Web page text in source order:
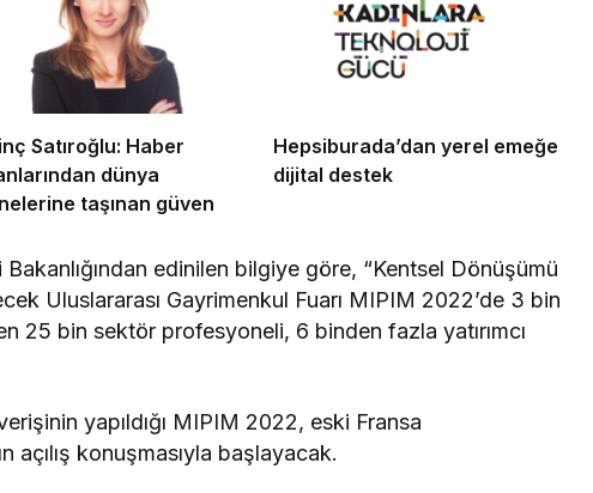
Satıroğlu: Haber
dünya
taşınan güven
Hepsiburada’dan yerel emeğe
dijital destek
edinilen bilgiye göre, “Kentsel Dönüşümü
Uluslararası Gayrimenkul Fuarı MIPIM 2022’de 3 bin
25 bin sektör profesyoneli, 6 binden fazla yatırımcı
yapıldığı MIPIM 2022, eski Fransa
açılış konuşmasıyla başlayacak.